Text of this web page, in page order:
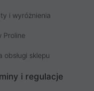
i wyróżnienia
Proline
obsługi sklepu
i regulacje